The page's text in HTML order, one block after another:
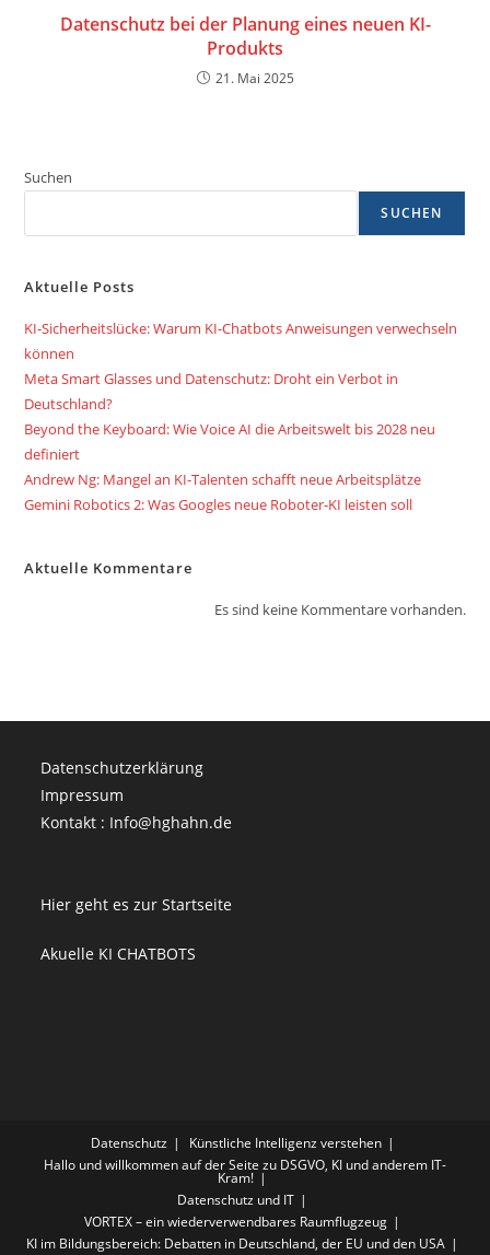
Datenschutz bei der Planung eines neuen KI-
Produkts
21. Mai 2025
Suchen
SUCHEN
Aktuelle Posts
KI-Sicherheitslücke: Warum KI-Chatbots Anweisungen verwechseln
können
Meta Smart Glasses und Datenschutz: Droht ein Verbot in
Deutschland?
Beyond the Keyboard: Wie Voice AI die Arbeitswelt bis 2028 neu
definiert
Andrew Ng: Mangel an KI-Talenten schafft neue Arbeitsplätze
Gemini Robotics 2: Was Googles neue Roboter-KI leisten soll
Aktuelle Kommentare
Es sind keine Kommentare vorhanden.
Datenschutzerklärung
Impressum
Kontakt : Info@hghahn.de
Hier geht es zur Startseite
Akuelle KI CHATBOTS
Datenschutz
Künstliche Intelligenz verstehen
Hallo und willkommen auf der Seite zu DSGVO, KI und anderem IT-
Kram!
Datenschutz und IT
VORTEX – ein wiederverwendbares Raumflugzeug
KI im Bildungsbereich: Debatten in Deutschland, der EU und den USA